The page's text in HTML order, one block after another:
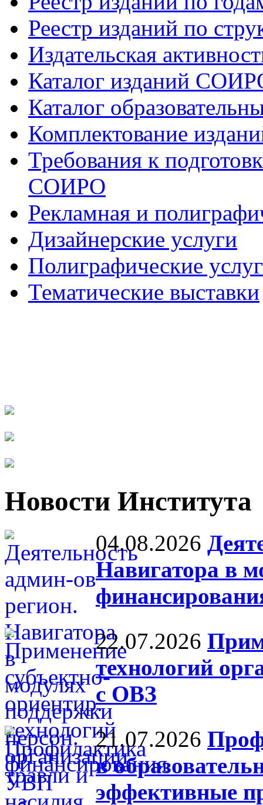
Реестр изданий по
Издательская
Каталог изданий
Каталог
Комплектование
Требования к
СОИРО
Рекламная и
Дизайнерские услуги
Полиграфические
Тематические выставки
Новости Института
04.08.2026
Навигатора в
22.07.2026
технологий
с ОВЗ
21.07.2026
в
эффективные